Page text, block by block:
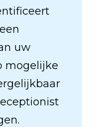
uw
mogelijke